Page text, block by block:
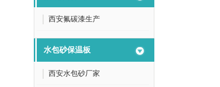
西安氟碳漆生产
水包砂保温板
西安水包砂厂家